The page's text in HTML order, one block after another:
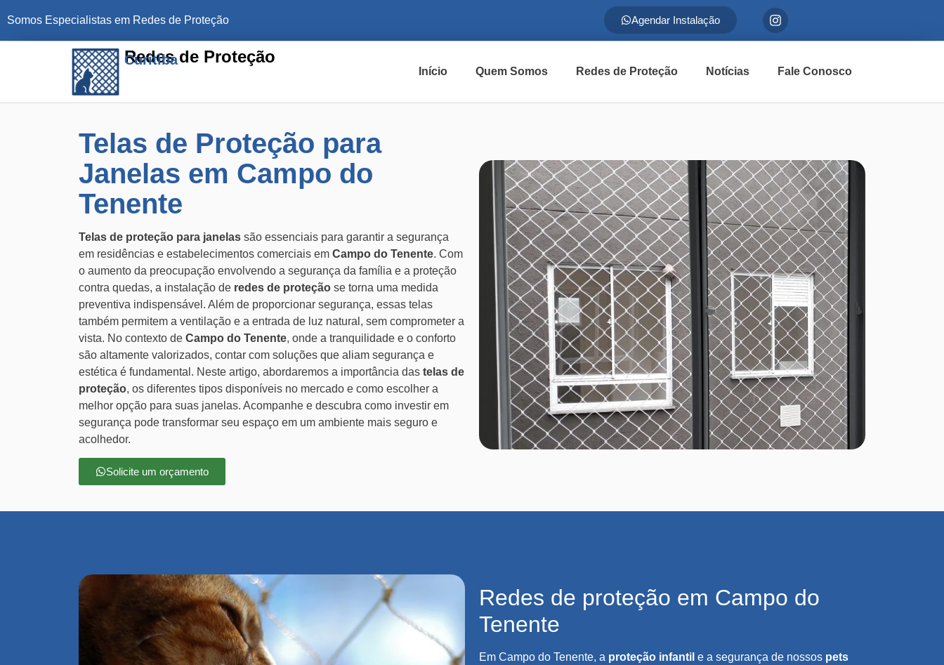
Somos Especialistas em Redes de Proteção Agendar Instalação
Redes de Proteção
Curitiba
Início Quem Somos Redes de Proteção Notícias Fale Conosco
Telas de Proteção para
Janelas em Campo do
Tenente
Telas de proteção para janelas são essenciais para garantir a segurança
em residências e estabelecimentos comerciais em Campo do Tenente. Com
o aumento da preocupação envolvendo a segurança da família e a proteção
contra quedas, a instalação de redes de proteção se torna uma medida
preventiva indispensável. Além de proporcionar segurança, essas telas
também permitem a ventilação e a entrada de luz natural, sem comprometer a
vista. No contexto de Campo do Tenente, onde a tranquilidade e o conforto
são altamente valorizados, contar com soluções que aliam segurança e
estética é fundamental. Neste artigo, abordaremos a importância das telas de
proteção, os diferentes tipos disponíveis no mercado e como escolher a
melhor opção para suas janelas. Acompanhe e descubra como investir em
segurança pode transformar seu espaço em um ambiente mais seguro e
acolhedor.
Solicite um orçamento
Redes de proteção em Campo do
Tenente
Em Campo do Tenente, a proteção infantil e a segurança de nossos pets